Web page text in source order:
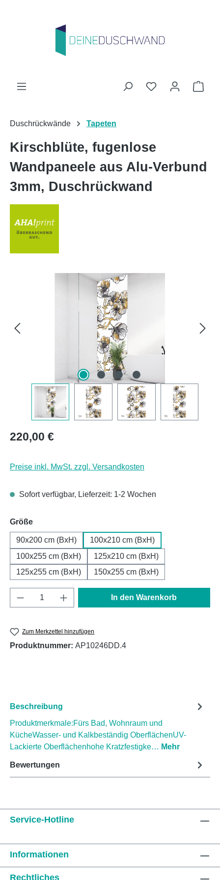
Du hast 0
Duschrückwände Tapeten
Kirschblüte, fugenlose
Wandpaneele aus Alu-Verbund
3mm, Duschrückwand
Regulärer Preis:
220,00 €
Preise inkl. MwSt. zzgl. Versandkosten
Sofort verfügbar, Lieferzeit: 1-2 Wochen
Größeauswählen
90x200 cm (BxH)
100x210 cm (BxH)
100x255 cm (BxH)
125x210 cm (BxH)
125x255 cm (BxH)
150x255 cm (BxH)
Produkt Anzahl: Gib den gewünschten
In den Warenkorb
Zum Merkzettel hinzufügen
Produktnummer: AP10246DD.4
Beschreibung
Produktmerkmale:Fürs Bad, Wohnraum und
KücheWasser- und Kalkbeständig OberflächenUV-
Lackierte Oberflächenhohe Kratzfestigke… Mehr
Bewertungen
Service-Hotline
Informationen
Rechtliches